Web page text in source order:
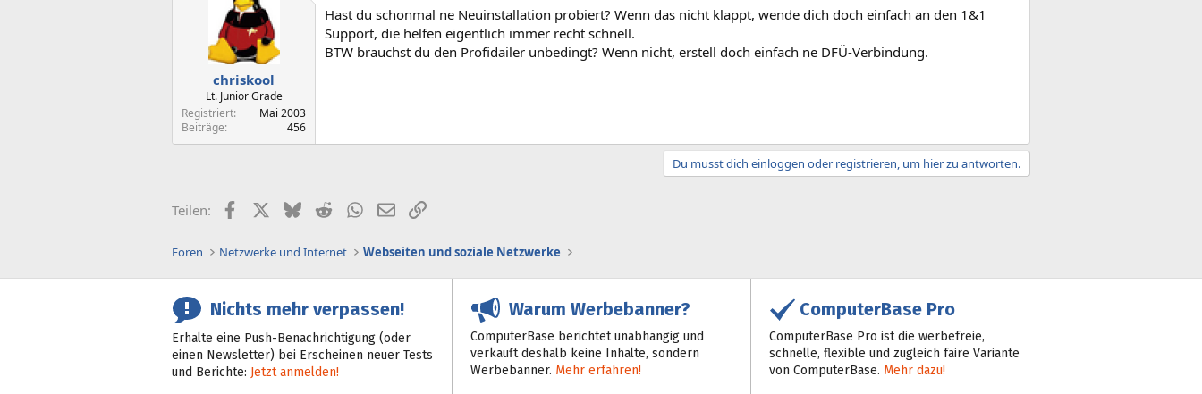
chriskool
Lt. Junior Grade
Registriert
Mai 2003
Beiträge
456
Hast du schonmal ne Neuinstallation probiert? Wenn das nicht klappt, wende dich doch einfach an den 1&1
Support, die helfen eigentlich immer recht schnell.
BTW brauchst du den Profidailer unbedingt? Wenn nicht, erstell doch einfach ne DFÜ-Verbindung.
Du musst dich einloggen oder registrieren, um hier zu antworten.
Teilen: FacebookX (Twitter)
BlueskyRedditWhatsApp
E-MailLink
Foren Netzwerke und Internet Webseiten und soziale Netzwerke
Nichts mehr verpassen!
Erhalte eine Push-Benachrichtigung (oder
einen Newsletter) bei Erscheinen neuer Tests
und Berichte: Jetzt anmelden!
Warum Werbebanner?
ComputerBase berichtet unabhängig und
verkauft deshalb keine Inhalte, sondern
Werbebanner. Mehr erfahren!
ComputerBase Pro
ComputerBase Pro ist die werbefreie,
schnelle, flexible und zugleich faire Variante
von ComputerBase. Mehr dazu!